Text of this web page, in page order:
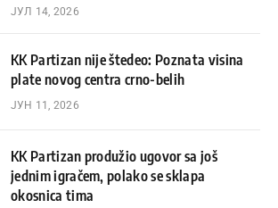
ЈУЛ 14, 2026
KK Partizan nije štedeo: Poznata visina
plate novog centra crno-belih
ЈУН 11, 2026
KK Partizan produžio ugovor sa još
jednim igračem, polako se sklapa
okosnica tima